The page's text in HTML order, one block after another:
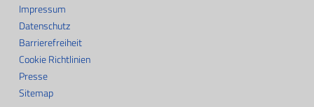
Impressum
Datenschutz
Barrierefreiheit
Cookie Richtlinien
Presse
Sitemap